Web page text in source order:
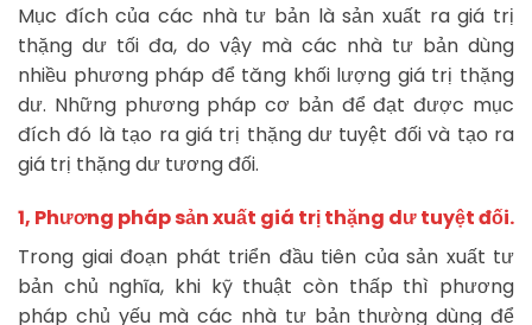
Mục đích của các nhà tư bản là sản xuất ra giá trị
thặng dư tối đa, do vậy mà các nhà tư bản dùng
nhiều phương pháp để tăng khối lượng giá trị thặng
dư. Những phương pháp cơ bản để đạt được mục
đích đó là tạo ra giá trị thặng dư tuyệt đối và tạo ra
giá trị thặng dư tương đối.
1, Phương pháp sản xuất giá trị thặng dư tuyệt đối.
Trong giai đoạn phát triển đầu tiên của sản xuất tư
bản chủ nghĩa, khi kỹ thuật còn thấp thì phương
pháp chủ yếu mà các nhà tư bản thường dùng để